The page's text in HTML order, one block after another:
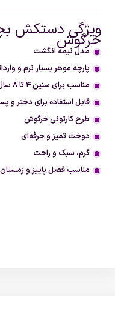
ویژگی دستکش
خرگوش
مدل نیمه انگشت
پارچه موهر بسیار نرم و
مناسب برای سنین ۴ تا ۸ سال
قابل استفاده برای دختر و
طرح کارتونی خرگوش
دوخت تمیز و حرفه‌ای
گرم، سبک و راحت
مناسب فصل پاییز و زمستان